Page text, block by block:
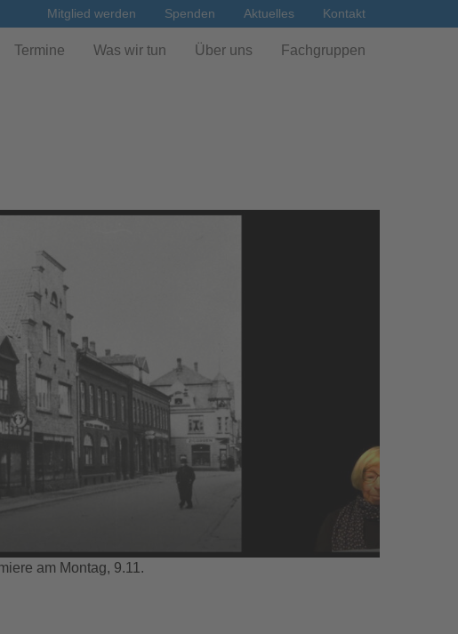
Mitglied werden Spenden Aktuelles Kontakt
Termine Was wir tun Über uns Fachgruppen
am Montag, 9.11.